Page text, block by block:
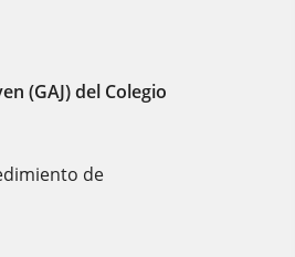
(GAJ) del Colegio
de